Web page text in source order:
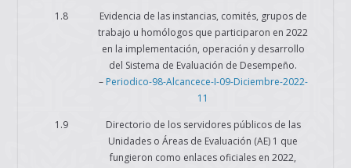
1.8
Evidencia de las instancias, comités, grupos de
trabajo u homólogos que participaron en 2022
en la implementación, operación y desarrollo
del Sistema de Evaluación de Desempeño.
– Periodico-98-Alcancece-I-09-Diciembre-2022-
11
1.9
Directorio de los servidores públicos de las
Unidades o Áreas de Evaluación (AE) 1 que
fungieron como enlaces oficiales en 2022,